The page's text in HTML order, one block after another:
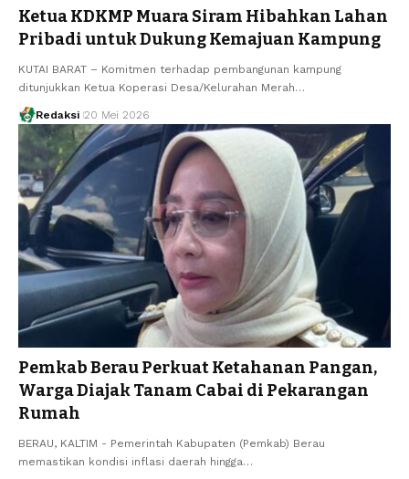
Ketua KDKMP Muara Siram Hibahkan Lahan
Pribadi untuk Dukung Kemajuan Kampung
KUTAI BARAT – Komitmen terhadap pembangunan kampung
ditunjukkan Ketua Koperasi Desa/Kelurahan Merah…
Redaksi 20 Mei 2026
Pemkab Berau Perkuat Ketahanan Pangan,
Warga Diajak Tanam Cabai di Pekarangan
Rumah
BERAU, KALTIM - Pemerintah Kabupaten (Pemkab) Berau
memastikan kondisi inflasi daerah hingga…